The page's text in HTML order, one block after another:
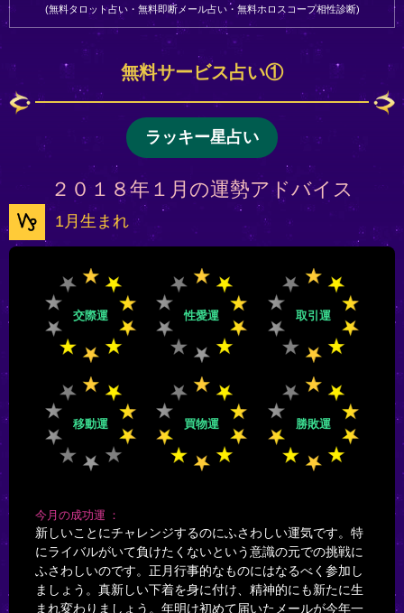
無料タロット占い・無料即断メール占い・無料ホロスコープ相性診断
無料サービス占い①
ラッキー星占い
２０１８年１月の運勢アドバイス
1月生まれ
交際運 性愛運 取引運
移動運 買物運 勝敗運
今月の成功運
新しいことにチャレンジするのにふさわしい運気です。特
にライバルがいて負けたくないという意識の元での挑戦に
ふさわしいのです。正月行事的なものにはなるべく参加し
ましょう。真新しい下着を身に付け、精神的にも新たに生
まれ変わりましょう。年明け初めて届いたメールが今年一